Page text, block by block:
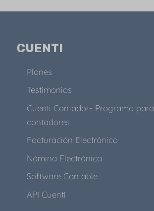
CUENTI
Planes
Testimonios
Cuenti Contador- Programa para
contadores
Facturación Electrónica
Nómina Electrónica
Software Contable
API Cuenti